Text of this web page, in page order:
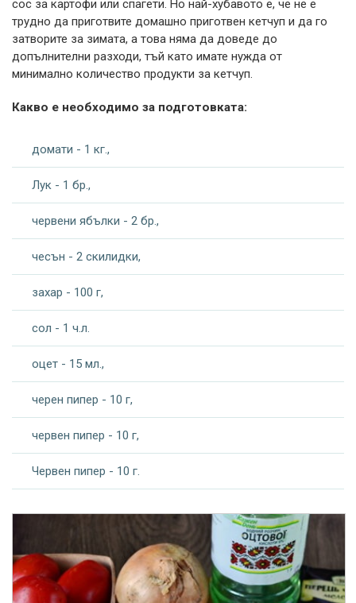
сос за картофи или спагети. Но най-хубавото е, че не е
трудно да приготвите домашно приготвен кетчуп и да го
затворите за зимата, а това няма да доведе до
допълнителни разходи, тъй като имате нужда от
минимално количество продукти за кетчуп.
Какво е необходимо за подготовката:
домати - 1 кг.,
Лук - 1 бр.,
червени ябълки - 2 бр.,
чесън - 2 скилидки,
захар - 100 г,
сол - 1 ч.л.
оцет - 15 мл.,
черен пипер - 10 г,
червен пипер - 10 г,
Червен пипер - 10 г.